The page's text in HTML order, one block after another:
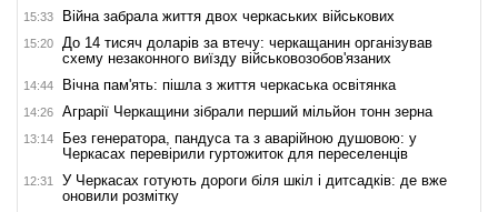
15:33 Війна забрала життя двох черкаських військових
15:20
До 14 тисяч доларів за втечу: черкащанин організував
схему незаконного виїзду військовозобов'язаних
14:44 Вічна пам'ять: пішла з життя черкаська освітянка
14:26 Аграрії Черкащини зібрали перший мільйон тонн зерна
13:14
Без генератора, пандуса та з аварійною душовою: у
Черкасах перевірили гуртожиток для переселенців
12:31
У Черкасах готують дороги біля шкіл і дитсадків: де вже
оновили розмітку